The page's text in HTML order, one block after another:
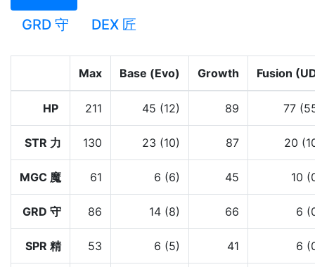
GRD 守
DEX 匠
Max Base (Evo) Growth Fusion
HP 211 45 (12) 89 77
STR 力 130 23 (10) 87 20
MGC 魔 61 6 (6) 45 10
GRD 守 86 14 (8) 66 6
SPR 精 53 6 (5) 41 6